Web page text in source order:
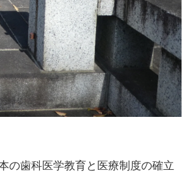
の歯科医学教育と医療制度の確立